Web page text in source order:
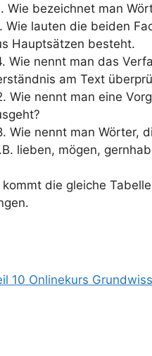
Wie bezeichnet man
Wie lauten die beiden
Hauptsätzen besteht.
Wie nennt man das
am Text
Wie nennt man eine
Wie nennt man Wörter,
lieben, mögen,
kommt die gleiche
10 Onlinekurs